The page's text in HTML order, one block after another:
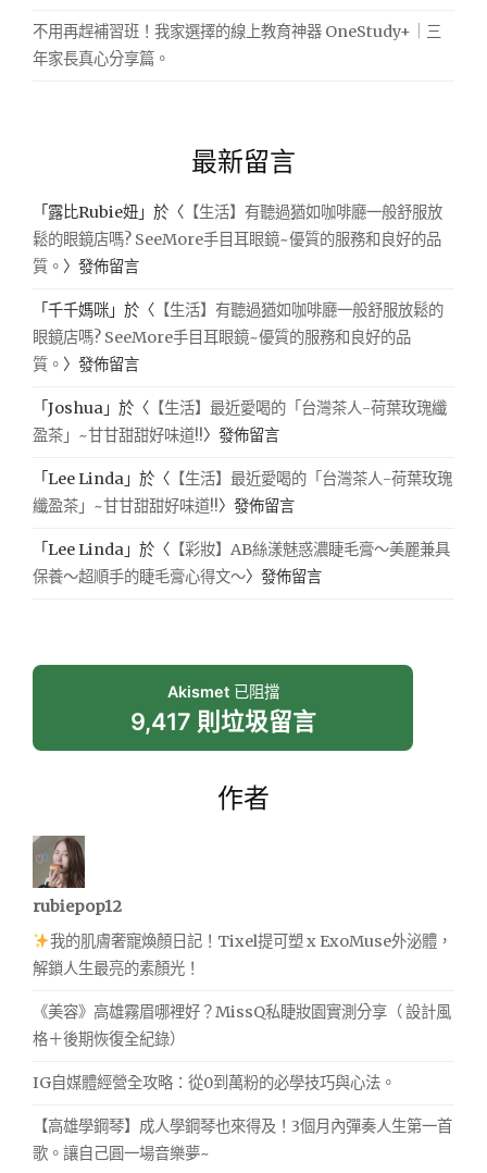
不用再趕補習班！我家選擇的線上教育神器 OneStudy+｜三
年家長真心分享篇。
最新留言
「 露比Rubie妞 」於〈 【生活】有聽過猶如咖啡廳一般舒服放
鬆的眼鏡店嗎? SeeMore手目耳眼鏡~優質的服務和良好的品
質。 〉發佈留言
「千千媽咪 」於〈 【生活】有聽過猶如咖啡廳一般舒服放鬆的
眼鏡店嗎? SeeMore手目耳眼鏡~優質的服務和良好的品
質。 〉發佈留言
「Joshua 」於〈 【生活】最近愛喝的「台灣茶人-荷葉玫瑰纖
盈茶」~甘甘甜甜好味道!!〉發佈留言
「Lee Linda 」於〈 【生活】最近愛喝的「台灣茶人-荷葉玫瑰
纖盈茶」~甘甘甜甜好味道!!〉發佈留言
「Lee Linda 」於〈 【彩妝】AB絲漾魅惑濃睫毛膏～美麗兼具
保養～超順手的睫毛膏心得文～〉發佈留言
Akismet已阻擋
9,417 則垃圾留言
作者
rubiepop12
我的肌膚奢寵煥顏日記！Tixel提可塑 x ExoMuse外泌體，
解鎖人生最亮的素顏光！
《美容》高雄霧眉哪裡好？MissQ私睫妝園實測分享（ 設計風
格＋後期恢復全紀錄）
IG自媒體經營全攻略：從0到萬粉的必學技巧與心法。
【高雄學鋼琴】成人學鋼琴也來得及！3個月內彈奏人生第一首
歌。讓自己圓一場音樂夢~